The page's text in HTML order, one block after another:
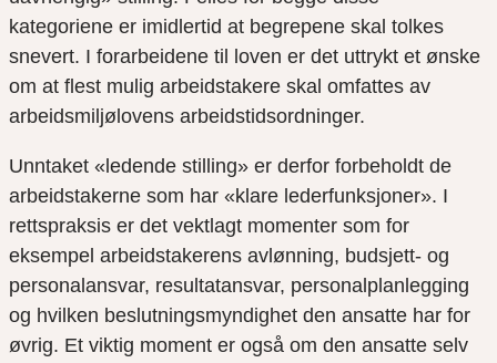
kategoriene er imidlertid at begrepene skal tol kes
snevert. I forarbeidene til loven er det uttrykt et ønske
om at flest mulig arbeidstakere skal omfattes av
arbeidsmiljølovens arbeidstidsordninger.
Unntaket « ledende stilling» er derfor forbeholdt de
arbeidstakerne som har «klare lederfunksjoner». I
rettspraksis er det vektlagt momenter som for
eksempel arbeidstakerens avlønning, budsjett- og
personalansvar, resultatansvar, personalplanlegging
og hvilken beslutningsmyndighet den ansatte har for
øvrig. Et viktig moment er også om den ansatte selv